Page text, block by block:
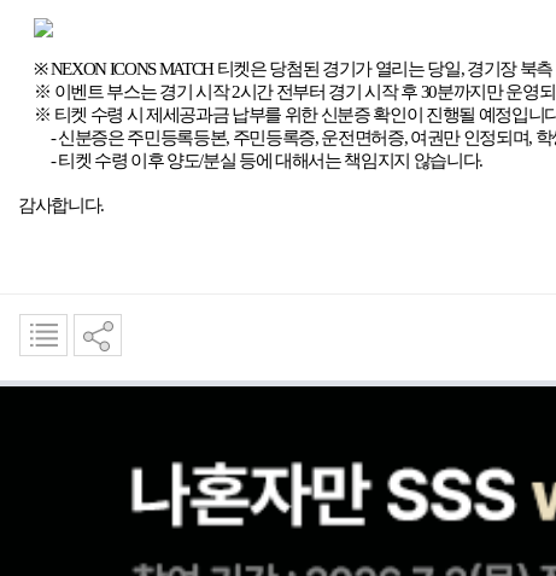
※NEXON ICONS MATCH티켓은 당첨된 경기가 열리는 당일,경기장 북
※ 이벤트 부스는 경기 시작2시간 전부터 경기 시작 후30분까지만 운영
※ 티켓 수령 시 제세공과금 납부를 위한 신분증 확인이 진행될 예정입니
-신분증은 주민등록등본, 주민등록증,운전면허증,여권만 인정되며, 학
-티켓 수령 이후 양도/분실 등에 대해서는 책임지지 않습니다.
감사합니다.